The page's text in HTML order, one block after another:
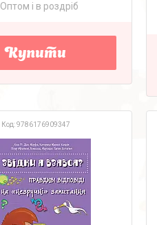
Оптом і в роздріб
Купити
9786176909347